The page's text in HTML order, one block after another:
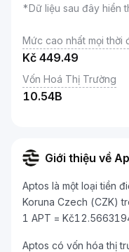
*Dữ liệu sau đây hiển
Mức cao nhất mọi thời
Kč 449.49
Vốn Hoá Thị Trường
10.54B
Giới thiệu về
Aptos là một loại tiền
Koruna Czech (CZK)
1 APT =
Aptos có vốn hóa thị